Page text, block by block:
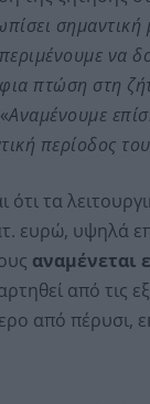
να
πτώση στη
Αναμένουμε
περίοδος
ότι τα
ευρώ, υψηλά
αναμένεται
από τις
από πέρυσι,